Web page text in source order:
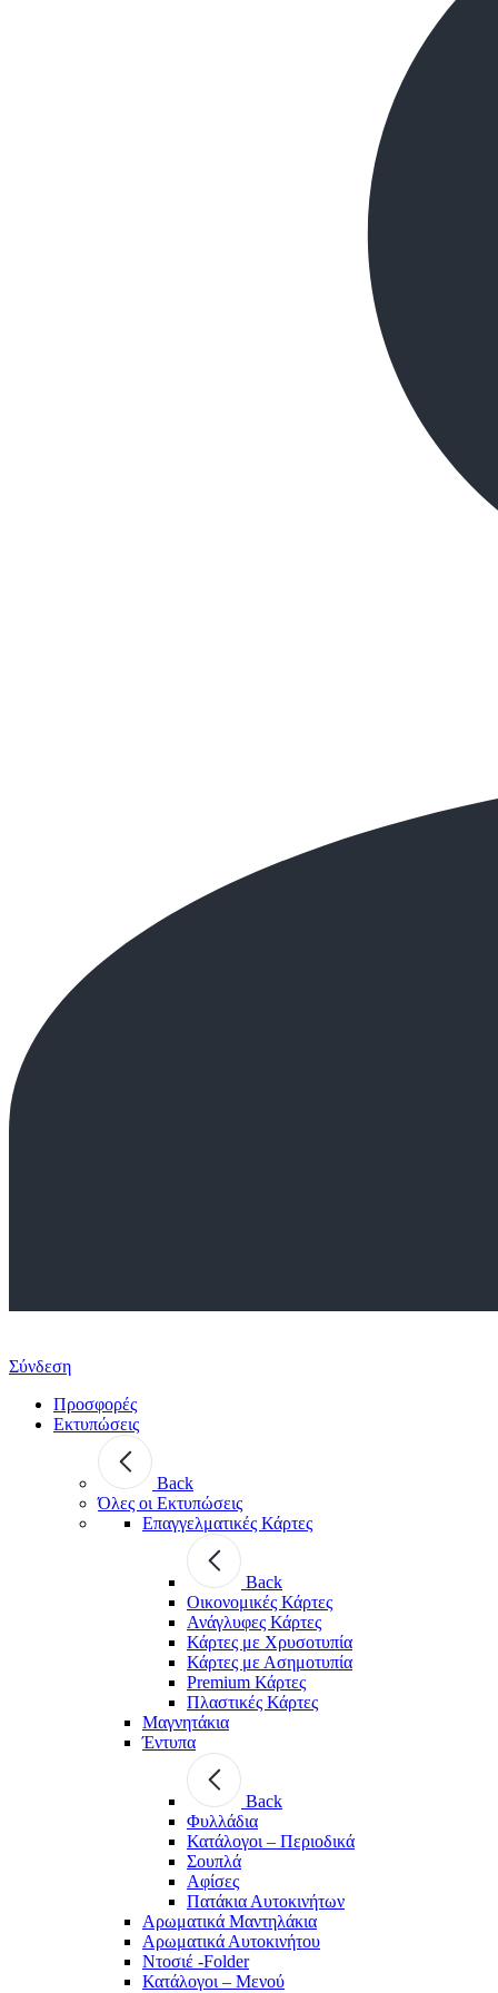
Σύνδεση
Προσφορές
Εκτυπώσεις
Back
Όλες οι Εκτυπώσεις
Επαγγελματικές Κάρτες
Back
Οικονομικές Κάρτες
Ανάγλυφες Κάρτες
Κάρτες με Χρυσοτυπία
Κάρτες με Ασημοτυπία
Premium Κάρτες
Πλαστικές Κάρτες
Μαγνητάκια
Έντυπα
Back
Φυλλάδια
Κατάλογοι – Περιοδικά
Σουπλά
Αφίσες
Πατάκια Αυτοκινήτων
Αρωματικά Μαντηλάκια
Αρωματικά Αυτοκινήτου
Ντοσιέ -Folder
Κατάλογοι – Μενού